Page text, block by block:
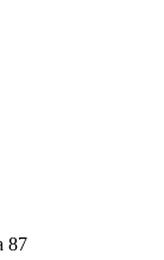
87